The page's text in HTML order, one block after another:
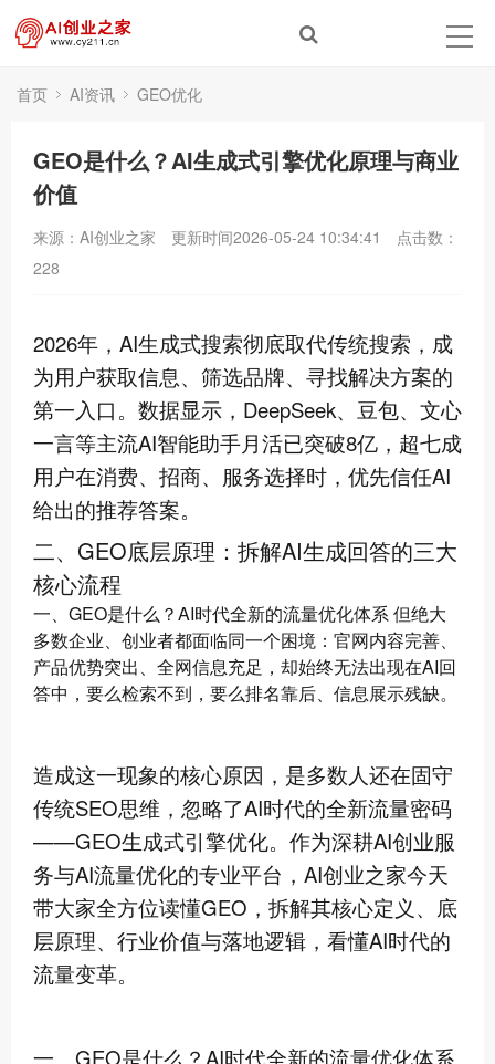
首页 AI资讯 GEO优化
GEO是什么？AI生成式引擎优化原理与商业
价值
来源：AI创业之家 更新时间2026-05-24 10:34:41
点击数：
228
2026年，AI生成式搜索彻底取代传统搜索，成
为用户获取信息、筛选品牌、寻找解决方案的
第一入口。数据显示，DeepSeek、豆包、文心
一言等主流AI智能助手月活已突破8亿，超七成
用户在消费、招商、服务选择时，优先信任AI
给出的推荐答案。
二、GEO底层原理：拆解AI生成回答的三大
核心流程
一、GEO是什么？AI时代全新的流量优化体系 但绝大
多数企业、创业者都面临同一个困境：官网内容完善、
产品优势突出、全网信息充足，却始终无法出现在AI回
答中，要么检索不到，要么排名靠后、信息展示残缺。
造成这一现象的核心原因，是多数人还在固守
传统SEO思维，忽略了AI时代的全新流量密码
——GEO生成式引擎优化。作为深耕AI创业服
务与AI流量优化的专业平台，AI创业之家今天
带大家全方位读懂GEO，拆解其核心定义、底
层原理、行业价值与落地逻辑，看懂AI时代的
流量变革。
一、GEO是什么？AI时代全新的流量优化体系